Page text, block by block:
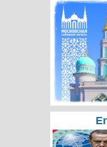
Rusya'da